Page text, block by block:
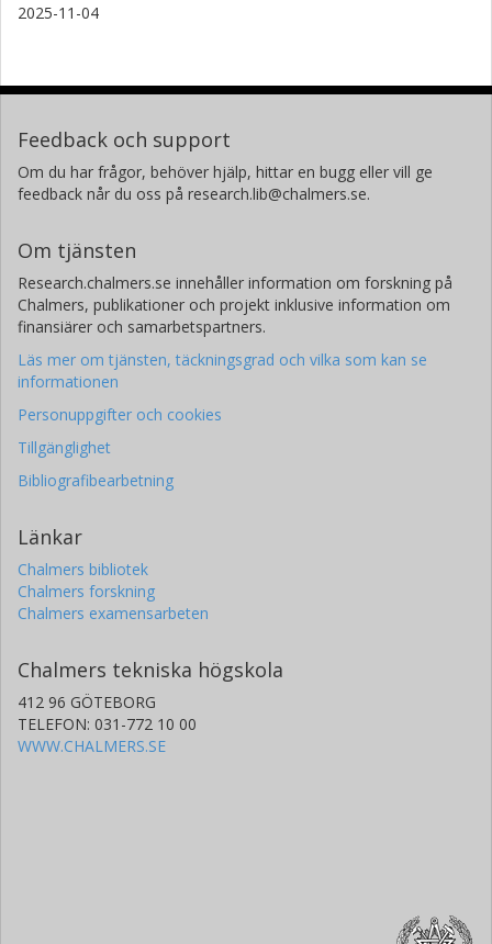
2025-11-04
Feedback och support
Om du har frågor, behöver hjälp, hittar en bugg eller vill ge
feedback når du oss på research.lib@chalmers.se.
Om tjänsten
Research.chalmers.se innehåller information om forskning på
Chalmers, publikationer och projekt inklusive information om
finansiärer och samarbetspartners.
Läs mer om tjänsten, täckningsgrad och vilka som kan se
informationen
Personuppgifter och cookies
Tillgänglighet
Bibliografibearbetning
Länkar
Chalmers bibliotek
Chalmers forskning
Chalmers examensarbeten
Chalmers tekniska högskola
412 96 GÖTEBORG
TELEFON: 031-772 10 00
WWW.CHALMERS.SE